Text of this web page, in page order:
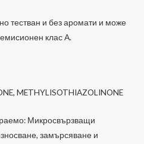
тестван и без аромати и може
клас А.
METHYLISOTHIAZOLINONE
Микросвързващи
замърсяване и